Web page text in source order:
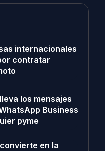
internacionales
contratar
los mensajes
Business
pyme
en la